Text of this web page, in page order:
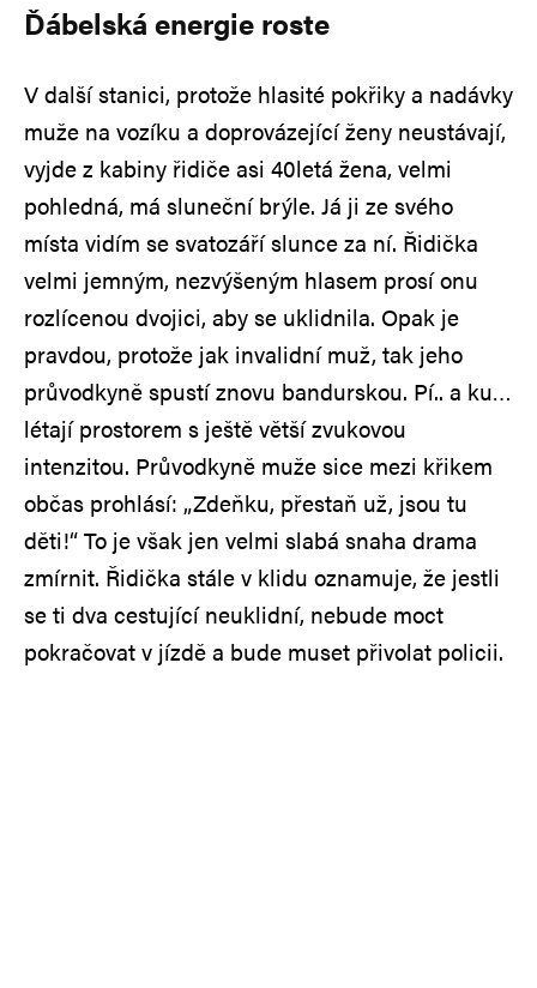
Ďábelská energie roste
V další stanici, protože hlasité pokřiky a nadávky
muže na vozíku a doprovázející ženy neustávají,
vyjde z kabiny řidiče asi 40letá žena, velmi
pohledná, má sluneční brýle. Já ji ze svého
místa vidím se svatozáří slunce za ní. Řidička
velmi jemným, nezvýšeným hlasem prosí onu
rozlícenou dvojici, aby se uklidnila. Opak je
pravdou, protože jak invalidní muž, tak jeho
průvodkyně spustí znovu bandurskou. Pí.. a ku…
létají prostorem s ještě větší zvukovou
intenzitou. Průvodkyně muže sice mezi křikem
občas prohlásí: „Zdeňku, přestaň už, jsou tu
děti!“ To je však jen velmi slabá snaha drama
zmírnit. Řidička stále v klidu oznamuje, že jestli
se ti dva cestující neuklidní, nebude moct
pokračovat v jízdě a bude muset přivolat policii.